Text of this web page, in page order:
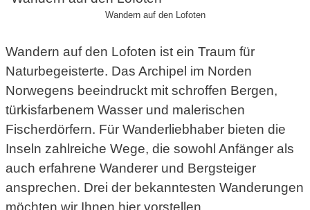
Wandern auf den Lofoten
Wandern auf den Lofoten ist ein Traum für
Naturbegeisterte. Das Archipel im Norden
Norwegens beeindruckt mit schroffen Bergen,
türkisfarbenem Wasser und malerischen
Fischerdörfern. Für Wanderliebhaber bieten die
Inseln zahlreiche Wege, die sowohl Anfänger als
auch erfahrene Wanderer und Bergsteiger
ansprechen. Drei der bekanntesten Wanderungen